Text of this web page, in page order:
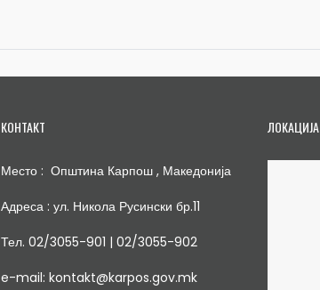
КОНТАКТ
Место : Општина Карпош , Македонија
Адреса : ул. Никола Русински бр.11
Тел. 02/3055-901 | 02/3055-902
e-mail: kontakt@karpos.gov.mk
ЛОКАЦИЈА